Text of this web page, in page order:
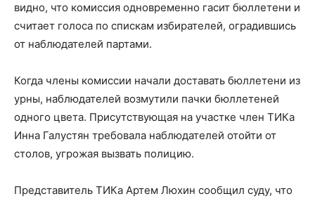
видно, что комиссия одновременно гасит бюллетени и
считает голоса по спискам избирателей, оградившись
от наблюдателей партами.
Когда члены комиссии начали доставать бюллетени из
урны, наблюдателей возмутили пачки бюллетеней
одного цвета. Присутствующая на участке член ТИКа
Инна Галустян требовала наблюдателей отойти от
столов, угрожая вызвать полицию.
Представитель ТИКа Артем Люхин сообщил суду, что